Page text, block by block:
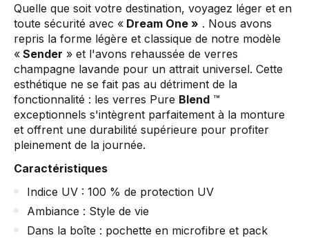
Quelle que soit votre destination, voyagez léger et en
toute sécurité avec « Dream One » . Nous avons
repris la forme légère et classique de notre modèle
« Sender » et l'avons rehaussée de verres
champagne lavande pour un attrait universel. Cette
esthétique ne se fait pas au détriment de la
fonctionnalité : les verres Pure Blend ™
exceptionnels s'intègrent parfaitement à la monture
et offrent une durabilité supérieure pour profiter
pleinement de la journée.
Caractéristiques
Indice UV : 100 % de protection UV
Ambiance : Style de vie
Dans la boîte : pochette en microfibre et pack